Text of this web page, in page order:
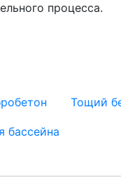
процесса.
Тощий
бассейна